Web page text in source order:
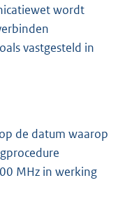
wordt
vastgesteld in
de datum waarop
MHz in werking